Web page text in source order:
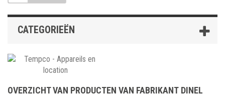
CATEGORIEËN
OVERZICHT VAN PRODUCTEN VAN FABRIKANT DINEL